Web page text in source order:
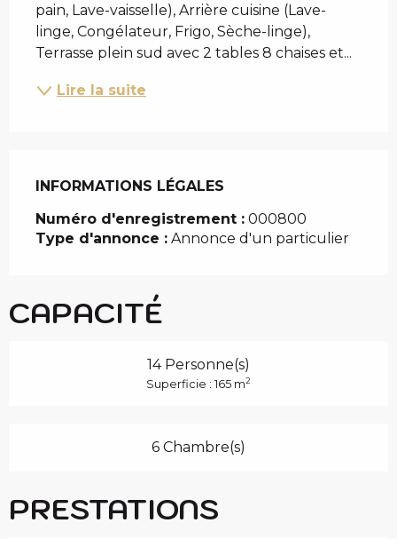
pain, Lave-vaisselle), Arrière cuisine (Lave-
linge, Congélateur, Frigo, Sèche-linge),
Terrasse plein sud avec 2 tables 8 chaises et...
Lire la suite
INFORMATIONS LÉGALES
INFORMATIONS LÉGALES
Numéro d'enregistrement : 000800
Type d'annonce : Annonce d'un particulier
CAPACITÉ
14 Personne(s)
Superficie : 165 m2
6 Chambre(s)
PRESTATIONS